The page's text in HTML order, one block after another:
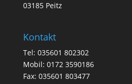
03185 Peitz
Kontakt
Tel: 035601 802302
Mobil: 0172 3590186
Fax: 035601 803477